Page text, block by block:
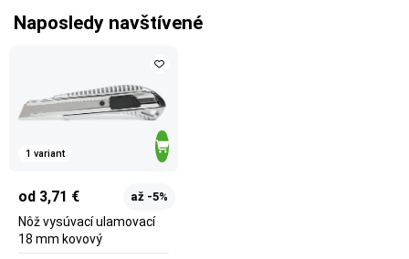
Naposledy navštívené
1 variant
od 3,71 € až -5%
Nôž vysúvací ulamovací
18 mm kovový